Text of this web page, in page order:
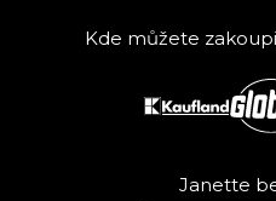
Kde můžete
Janette